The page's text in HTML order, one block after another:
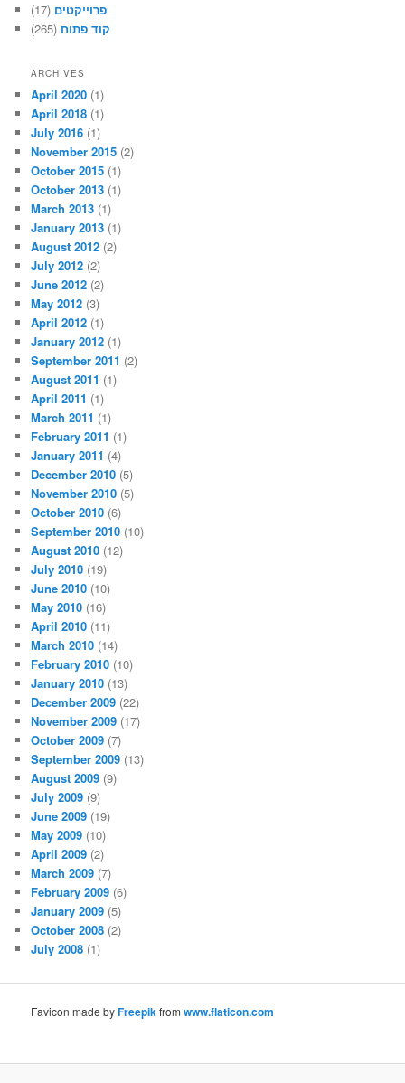
פרוייקטים (17)
קוד פתוח (265)
ARCHIVES
April 2020 (1)
April 2018 (1)
July 2016 (1)
November 2015 (2)
October 2015 (1)
October 2013 (1)
March 2013 (1)
January 2013 (1)
August 2012 (2)
July 2012 (2)
June 2012 (2)
May 2012 (3)
April 2012 (1)
January 2012 (1)
September 2011 (2)
August 2011 (1)
April 2011 (1)
March 2011 (1)
February 2011 (1)
January 2011 (4)
December 2010 (5)
November 2010 (5)
October 2010 (6)
September 2010 (10)
August 2010 (12)
July 2010 (19)
June 2010 (10)
May 2010 (16)
April 2010 (11)
March 2010 (14)
February 2010 (10)
January 2010 (13)
December 2009 (22)
November 2009 (17)
October 2009 (7)
September 2009 (13)
August 2009 (9)
July 2009 (9)
June 2009 (19)
May 2009 (10)
April 2009 (2)
March 2009 (7)
February 2009 (6)
January 2009 (5)
October 2008 (2)
July 2008 (1)
Favicon made byFreepikfromwww.flaticon.com